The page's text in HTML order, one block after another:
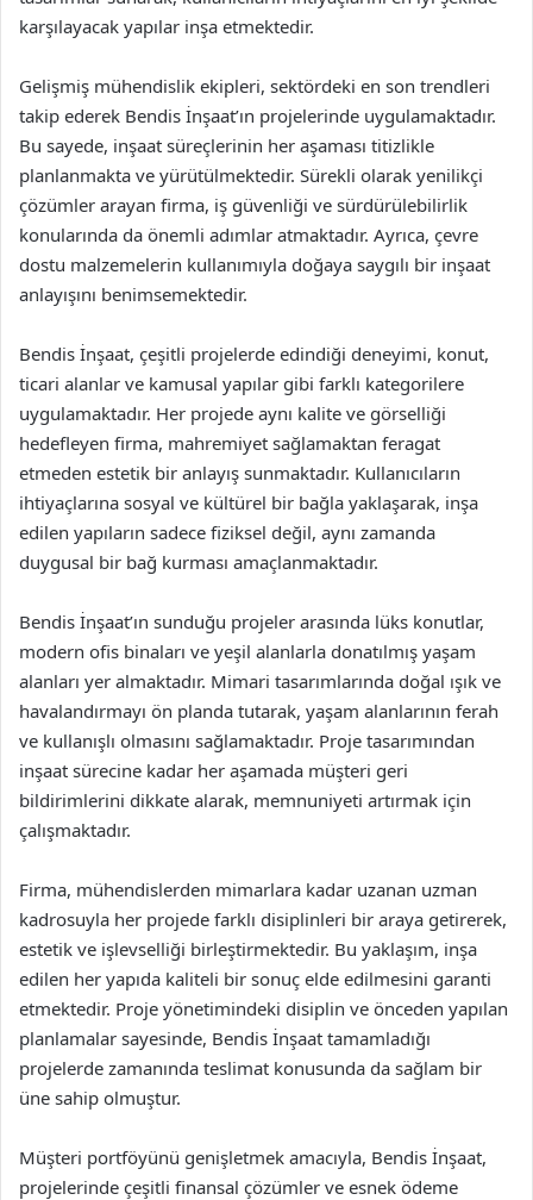
karşılayacak yapılar inşa etmektedir.
Gelişmiş mühendislik ekipleri, sektördeki en son trendleri
takip ederek Bendis İnşaat’ın projelerinde uygulamaktadır.
Bu sayede, inşaat süreçlerinin her aşaması titizlikle
planlanmakta ve yürütülmektedir. Sürekli olarak yenilikçi
çözümler arayan firma, iş güvenliği ve sürdürülebilirlik
konularında da önemli adımlar atmaktadır. Ayrıca, çevre
dostu malzemelerin kullanımıyla doğaya saygılı bir inşaat
anlayışını benimsemektedir.
Bendis İnşaat, çeşitli projelerde edindiği deneyimi, konut,
ticari alanlar ve kamusal yapılar gibi farklı kategorilere
uygulamaktadır. Her projede aynı kalite ve görselliği
hedefleyen firma, mahremiyet sağlamaktan feragat
etmeden estetik bir anlayış sunmaktadır. Kullanıcıların
ihtiyaçlarına sosyal ve kültürel bir bağla yaklaşarak, inşa
edilen yapıların sadece fiziksel değil, aynı zamanda
duygusal bir bağ kurması amaçlanmaktadır.
Bendis İnşaat’ın sunduğu projeler arasında lüks konutlar,
modern ofis binaları ve yeşil alanlarla donatılmış yaşam
alanları yer almaktadır. Mimari tasarımlarında doğal ışık ve
havalandırmayı ön planda tutarak, yaşam alanlarının ferah
ve kullanışlı olmasını sağlamaktadır. Proje tasarımından
inşaat sürecine kadar her aşamada müşteri geri
bildirimlerini dikkate alarak, memnuniyeti artırmak için
çalışmaktadır.
Firma, mühendislerden mimarlara kadar uzanan uzman
kadrosuyla her projede farklı disiplinleri bir araya getirerek,
estetik ve işlevselliği birleştirmektedir. Bu yaklaşım, inşa
edilen her yapıda kaliteli bir sonuç elde edilmesini garanti
etmektedir. Proje yönetimindeki disiplin ve önceden yapılan
planlamalar sayesinde, Bendis İnşaat tamamladığı
projelerde zamanında teslimat konusunda da sağlam bir
üne sahip olmuştur.
Müşteri portföyünü genişletmek amacıyla, Bendis İnşaat,
projelerinde çeşitli finansal çözümler ve esnek ödeme